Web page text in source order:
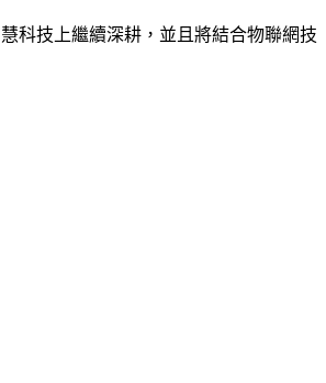
科技上繼續深耕，並且將結合物聯網技